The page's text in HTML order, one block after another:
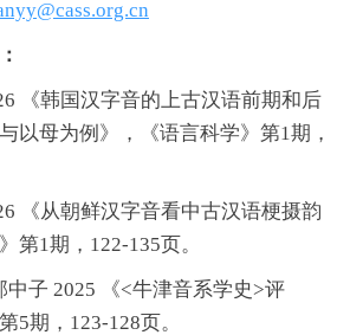
韩国汉字音的上古汉语前期和后
母为例》，《语言科学》第1期，
从朝鲜汉字音看中古汉语梗摄韵
第1期，122-135页。
子 2025 《<牛津音系学史>评
5期，123-128页。